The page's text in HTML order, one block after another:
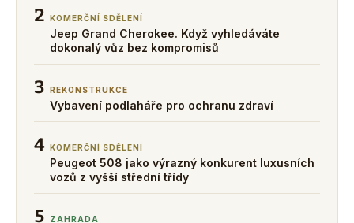
2 KOMERČNÍ SDĚLENÍ
Jeep Grand Cherokee. Když vyhledáváte
dokonalý vůz bez kompromisů
3 REKONSTRUKCE
Vybavení podlaháře pro ochranu zdraví
4 KOMERČNÍ SDĚLENÍ
Peugeot 508 jako výrazný konkurent luxusních
vozů z vyšší střední třídy
5 ZAHRADA